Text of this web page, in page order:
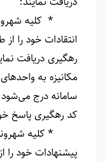
* کلیه
انتقادات خود را
رهگیری دریافت
مکانیزه به
سامانه درج می‌شود.
کد رهگیری پاسخ
* کلیه
پیشنهادات خود را